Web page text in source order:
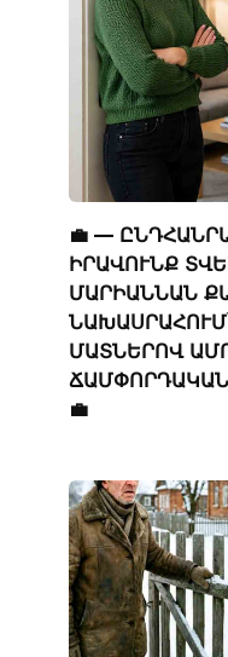
💼 —
ԻՐԱՎՈՒՆՔ
ՄԱՐԻԱՆՆԱՆ
ՄԱՏՆԵՐՈՎ
💼